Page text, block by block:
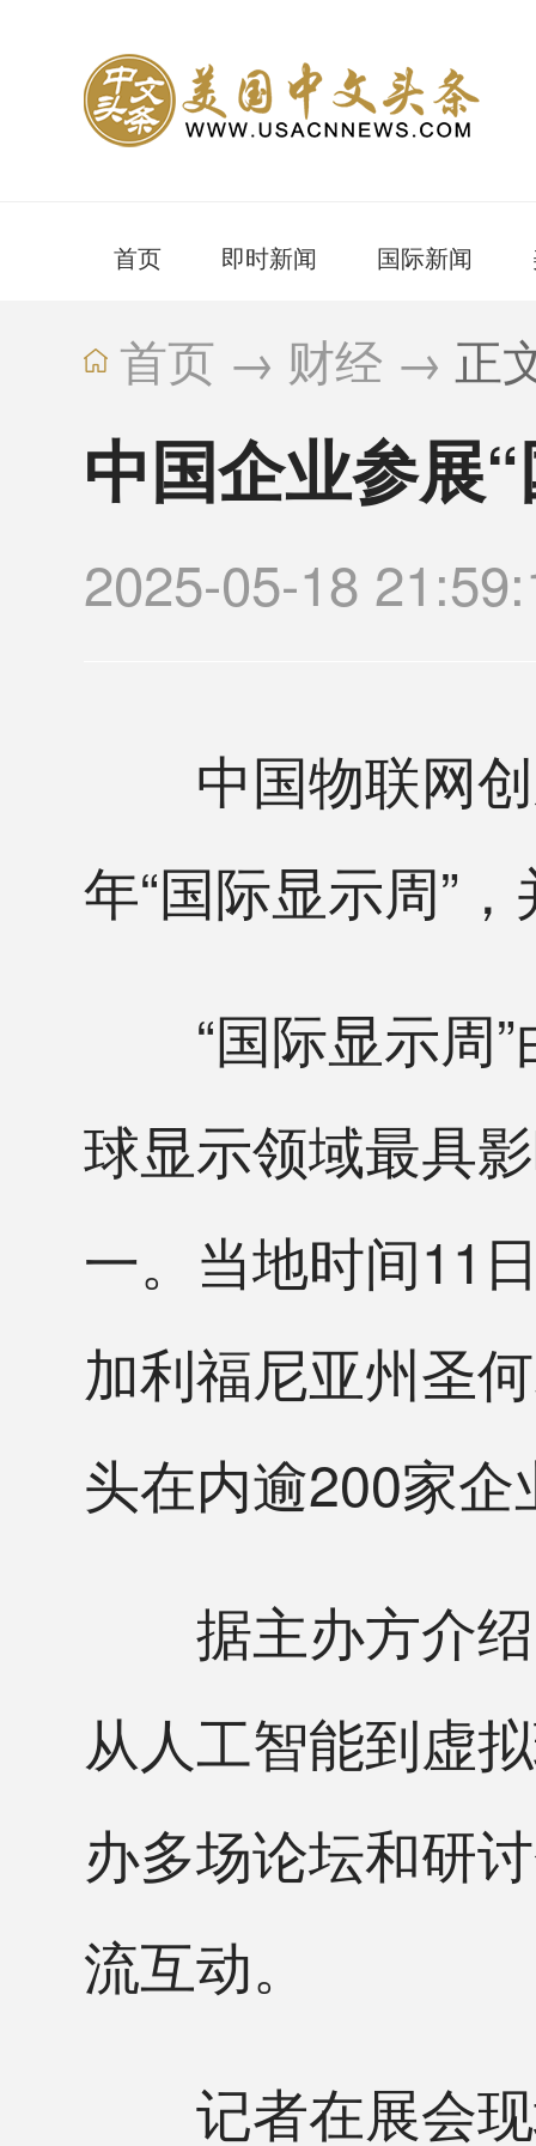
首页 即时新闻 国际新闻
首页 → 财经 → 正
中国企业参展
2025-05-18
中国物联网创
年“国际显示周”
“国际显示周”
球显示领域最具
一。当地时间11
加利福尼亚州圣
头在内逾200家
据主办方介绍
从人工智能到虚
办多场论坛和研
流互动。
记者在展会现